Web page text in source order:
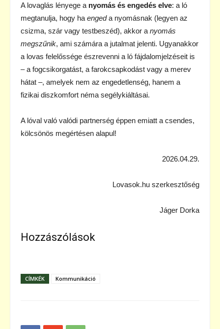
A lovaglás lényege a nyomás és engedés elve: a ló
megtanulja, hogy ha engeda nyomásnak (legyen az
csizma, szár vagy testbeszéd), akkor a nyomás
megszűnik, ami számára a jutalmat jelenti. Ugyanakkor
a lovas felelőssége észrevenni a ló fájdalomjelzéseit is
– a fogcsikorgatást, a farokcsapkodást vagy a merev
hátat –, amelyek nem az engedetlenség, hanem a
fizikai diszkomfort néma segélykiáltásai.
A lóval való valódi partnerség éppen emiatt a csendes,
kölcsönös megértésen alapul!
2026.04.29.
Lovasok.hu szerkesztőség
Jáger Dorka
Hozzászólások
CÍMKÉK Kommunikáció